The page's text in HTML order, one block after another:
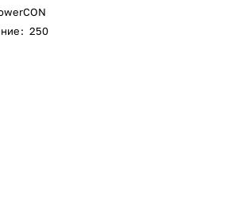
: 250